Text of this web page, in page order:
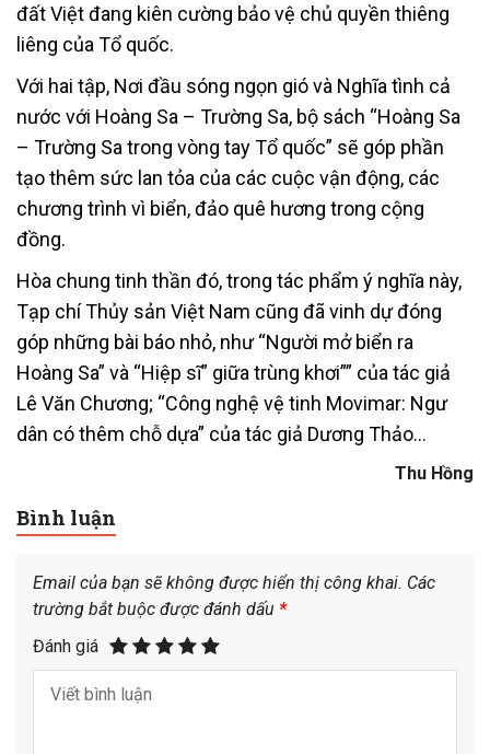
đất Việt đang kiên cường bảo vệ chủ quyền thiêng
liêng của Tổ quốc.
Với hai tập, Nơi đầu sóng ngọn gió và Nghĩa tình cả
nước với Hoàng Sa – Trường Sa, bộ sách “Hoàng Sa
– Trường Sa trong vòng tay Tổ quốc” sẽ góp phần
tạo thêm sức lan tỏa của các cuộc vận động, các
chương trình vì biển, đảo quê hương trong cộng
đồng.
Hòa chung tinh thần đó, trong tác phẩm ý nghĩa này,
Tạp chí Thủy sản Việt Nam cũng đã vinh dự đóng
góp những bài báo nhỏ, như “Người mở biển ra
Hoàng Sa” và “Hiệp sĩ” giữa trùng khơi”” của tác giả
Lê Văn Chương; “Công nghệ vệ tinh Movimar: Ngư
dân có thêm chỗ dựa” của tác giả Dương Thảo…
Thu Hồng
Bình luận
Email của bạn sẽ không được hiển thị công khai. Các
trường bắt buộc được đánh dấu *
Đánh giá